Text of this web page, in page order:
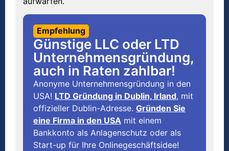
Empfehlung
Günstige LLC oder LTD
Unternehmensgründung,
auch in Raten zahlbar!
Anonyme Unternehmensgründung in den
USA! LTD Gründung in Dublin, Irland, mit
offizieller Dublin-Adresse. Gründen Sie
eine Firma in den USA mit einem
Bankkonto als Anlagenschutz oder als
Start-up für Ihre Onlinegeschäftsidee!